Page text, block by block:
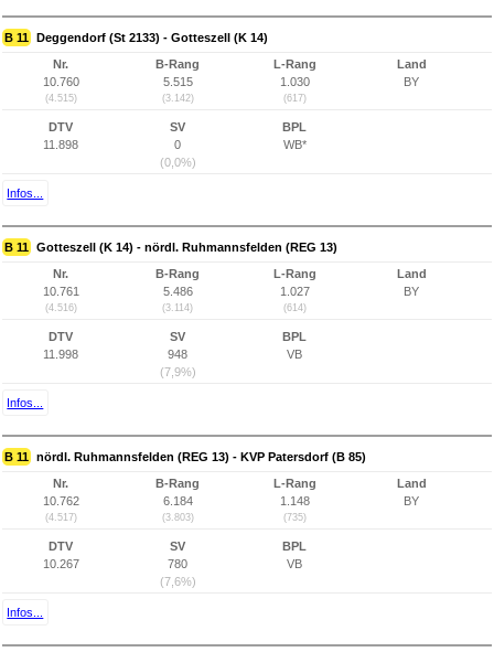
B 11 Deggendorf (St 2133) - Gotteszell (K 14)
Nr.
10.760
(4.515)
B-Rang
5.515
(3.142)
L-Rang
1.030
(617)
Land
BY
DTV
11.898
SV
0
(0,0%)
BPL
WB*
Infos...
B 11 Gotteszell (K 14) - nördl. Ruhmannsfelden (REG 13)
Nr.
10.761
(4.516)
B-Rang
5.486
(3.114)
L-Rang
1.027
(614)
Land
BY
DTV
11.998
SV
948
(7,9%)
BPL
VB
Infos...
B 11 nördl. Ruhmannsfelden (REG 13) - KVP Patersdorf (B 85)
Nr.
10.762
(4.517)
B-Rang
6.184
(3.803)
L-Rang
1.148
(735)
Land
BY
DTV
10.267
SV
780
(7,6%)
BPL
VB
Infos...